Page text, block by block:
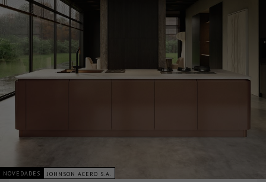
NOVEDADES JOHNSON ACERO S.A.